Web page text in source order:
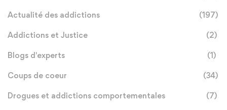
Actualité des addictions (197)
Addictions et Justice (2)
Blogs d'experts (1)
Coups de coeur (34)
Drogues et addictions comportementales (7)